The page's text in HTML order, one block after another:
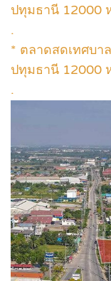
ปทุมธานี 12000
.
* ตลาดสดเทศบา
ปทุมธานี 12000
.